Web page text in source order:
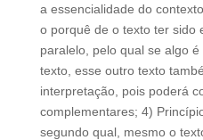
a essencialidade do
o porquê de o texto ter sido
paralelo, pelo qual se algo
texto, esse outro texto
interpretação, pois poderá
complementares; 4)
segundo qual, mesmo o